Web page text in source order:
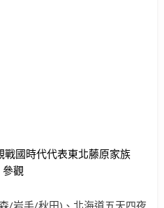
國時代代表東北藤原家族
參觀